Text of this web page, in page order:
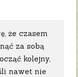
że czasem
za sobą
kolejny,
nawet nie